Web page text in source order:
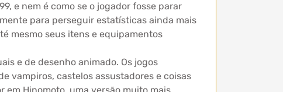
e nem é como se o jogador fosse parar
para perseguir estatísticas ainda mais
mesmo seus itens e equipamentos
e de desenho animado. Os jogos
vampiros, castelos assustadores e coisas